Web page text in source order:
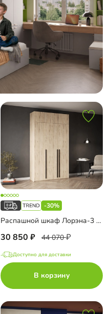
-30%
Распашной шкаф Лорэна-3 с антресолью
30 850 44 070
Доступно для доставки
В корзину